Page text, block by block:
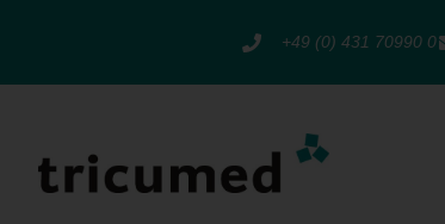
+49 (0) 431 70990 0